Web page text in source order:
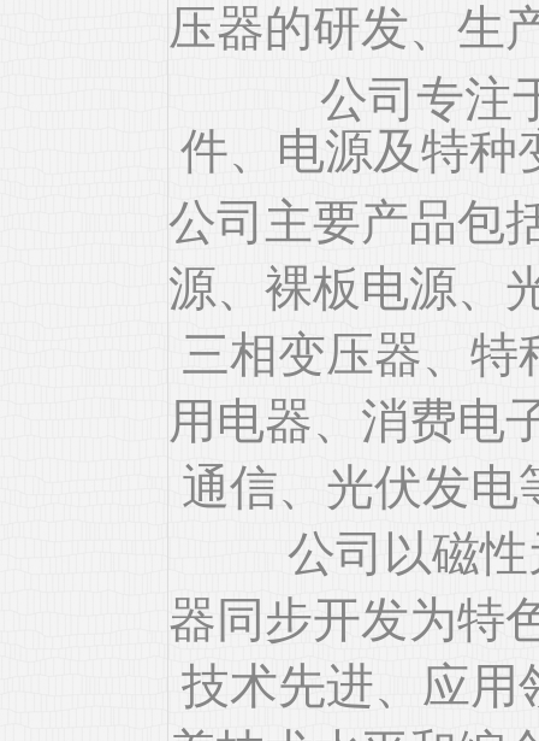
压器的研发、生
公司专注于
件、电源及特种
公司主要产品包
源、裸板电源、
三相变压器、特
用电器、消费电
通信、光伏发电
公司以磁性元
器同步开发为特
技术先进、应用